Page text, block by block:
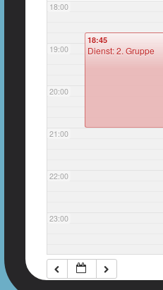
18:00
19:00
20:00
21:00
22:00
23:00
18:45
Dienst: 2. Gruppe